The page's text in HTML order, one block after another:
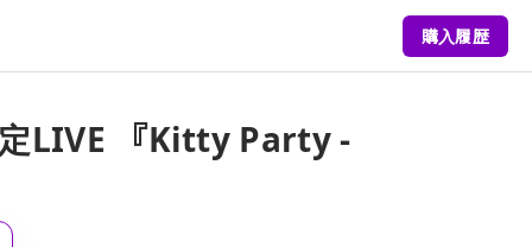
購入履歴
LIVE 『Kitty Party -